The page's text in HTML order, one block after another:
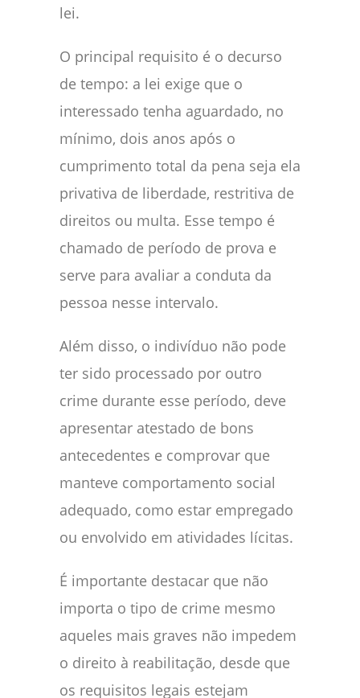
lei.
O principal requisito é o decurso
de tempo: a lei exige que o
interessado tenha aguardado, no
mínimo, dois anos após o
cumprimento total da pena seja ela
privativa de liberdade, restritiva de
direitos ou multa. Esse tempo é
chamado de período de prova e
serve para avaliar a conduta da
pessoa nesse intervalo.
Além disso, o indivíduo não pode
ter sido processado por outro
crime durante esse período, deve
apresentar atestado de bons
antecedentes e comprovar que
manteve comportamento social
adequado, como estar empregado
ou envolvido em atividades lícitas.
É importante destacar que não
importa o tipo de crime mesmo
aqueles mais graves não impedem
o direito à reabilitação, desde que
os requisitos legais estejam